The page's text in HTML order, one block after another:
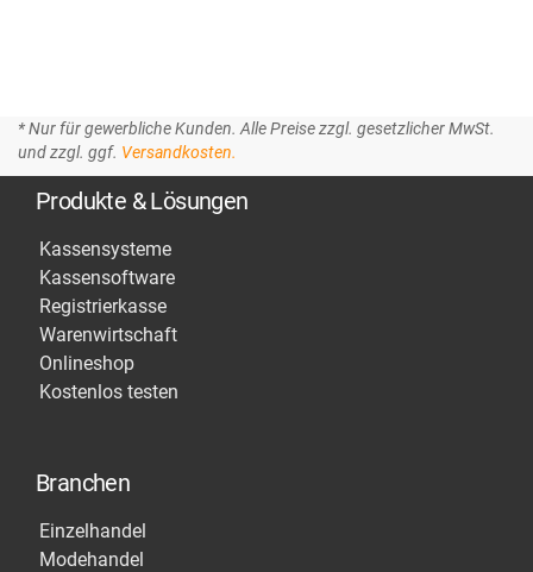
* Nur für gewerbliche Kunden. Alle Preise zzgl. gesetzlicher MwSt.
und zzgl. ggf. Versandkosten.
Produkte & Lösungen
Kassensysteme
Kassensoftware
Registrierkasse
Warenwirtschaft
Onlineshop
Kostenlos testen
Branchen
Einzelhandel
Modehandel